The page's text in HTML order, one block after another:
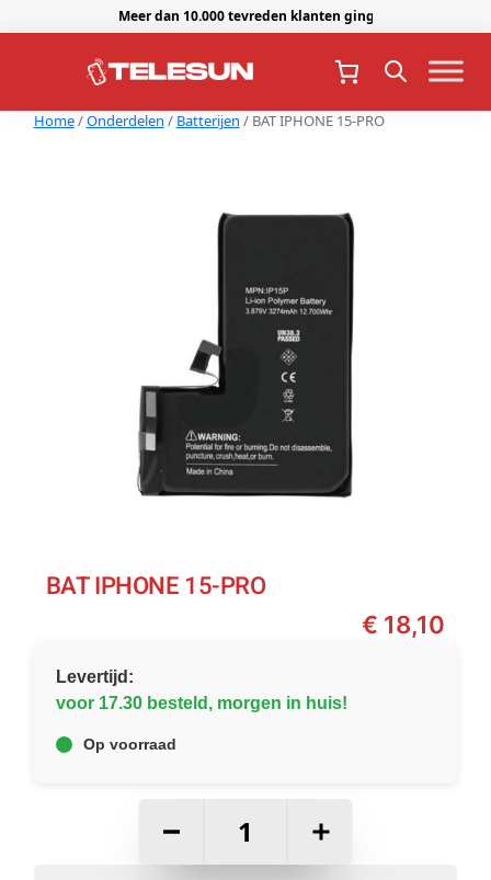
Meer dan 10.000 tevreden klanten gingen je voor.
Home/Onderdelen / Batterijen / BAT IPHONE 15-PRO
BAT IPHONE 15-PRO
€ 18,10
Levertijd:
voor 17.30 besteld, morgen in huis!
Op voorraad
+